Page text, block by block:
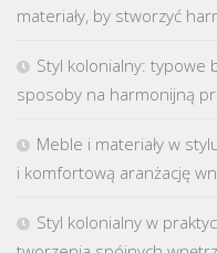
materiały, by stworzyć
Styl kolonialny: typowe
sposoby na harmonijną
Meble i materiały w
i komfortową aranżację
Styl kolonialny w